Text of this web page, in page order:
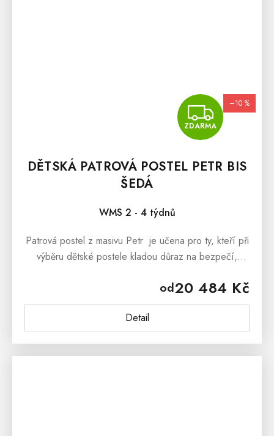
ZDARMA
–10 %
DĚTSKÁ PATROVÁ POSTEL PETR BIS
ŠEDÁ
WMS 2 - 4 týdnů
od20 484 Kč
Detail
Patrová postel z masivu Petr je učena pro ty, kteří při
výběru dětské postele kladou důraz na bezpečí,
z masivního...